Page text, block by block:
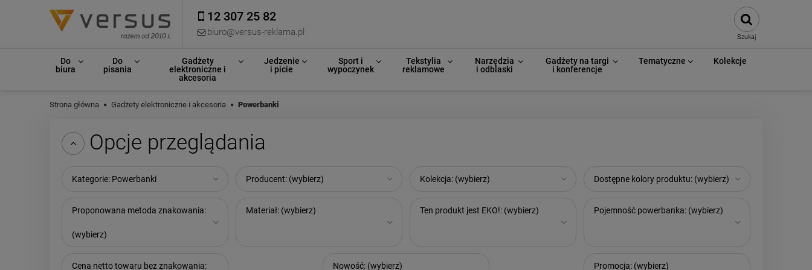
12 307 25 82
biuro@versus-reklama.pl Szukaj
Do
biura
Do
pisania
Gadżety
elektroniczne i
akcesoria
Jedzenie
i picie
Sport i
wypoczynek
Tekstylia
reklamowe
Narzędzia
i odblaski
Gadżety na targi
i konferencje
Tematyczne Kolekcje
Strona główna Gadżety elektroniczne i akcesoria Powerbanki
Opcje przeglądania
Kategorie: Powerbanki Producent: (wybierz) Kolekcja: (wybierz) Dostępne kolory produktu: (wybierz)
Proponowana metoda znakowania:
(wybierz)
Materiał: (wybierz) Ten produkt jest EKO!: (wybierz) Pojemność powerbanka: (wybierz)
Cena netto towaru bez znakowania: Nowość: (wybierz) Promocja: (wybierz)